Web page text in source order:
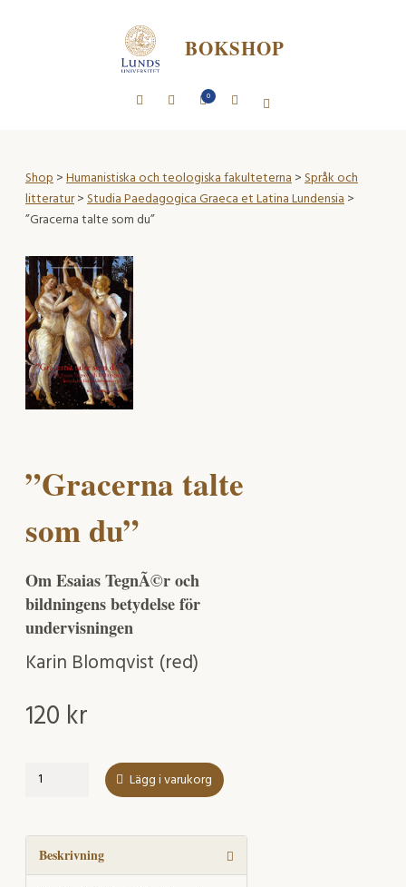
BOKSHOP
0
Shop>Humanistiska och teologiska fakulteterna>Språk och
litteratur>Studia Paedagogica Graeca et Latina Lundensia>
”Gracerna talte som du”
”Gracerna talte
som du”
Om Esaias TegnÃ©r och
bildningens betydelse för
undervisningen
Karin Blomqvist (red)
120 kr
"Gracerna
du"
mängd
Lägg i varukorg
Beskrivning